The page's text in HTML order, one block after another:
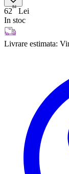
6284 Lei
In stoc
Livrare estimata: